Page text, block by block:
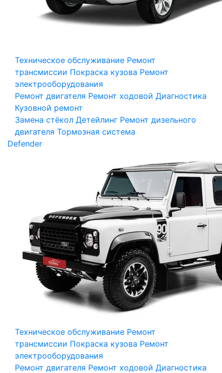
Техническое обслуживание Ремонт
трансмиссии Покраска кузова Ремонт
электрооборудования
Ремонт двигателя Ремонт ходовой Диагностика
Кузовной ремонт
Замена стёкол Детейлинг Ремонт дизельного
двигателя Тормозная система
Defender
Техническое обслуживание Ремонт
трансмиссии Покраска кузова Ремонт
электрооборудования
Ремонт двигателя Ремонт ходовой Диагностика